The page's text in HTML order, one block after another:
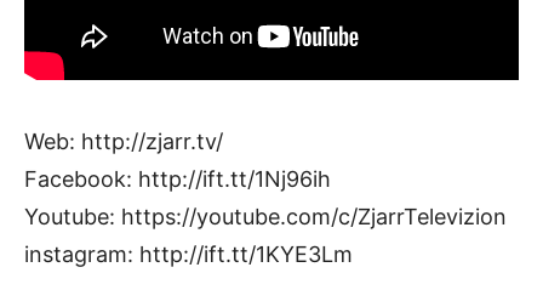
Web: http://zjarr.tv/
Facebook: http://ift.tt/1Nj96ih
Youtube: https://youtube.com/c/ZjarrTelevizion
instagram: http://ift.tt/1KYE3Lm